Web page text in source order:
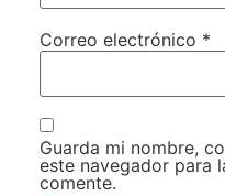
Correo electrónico *
Guarda mi nombre,
este navegador para
comente.